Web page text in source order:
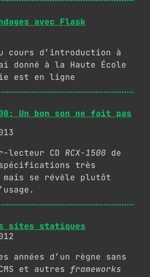
avec Flask
cours d’introduction à
donné à la Haute École
est en ligne
Un bon son ne fait pas
lecteur CD RCX-1500 de
très
mais se révèle plutôt
sites statiques
années d’un règne sans
et autres frameworks